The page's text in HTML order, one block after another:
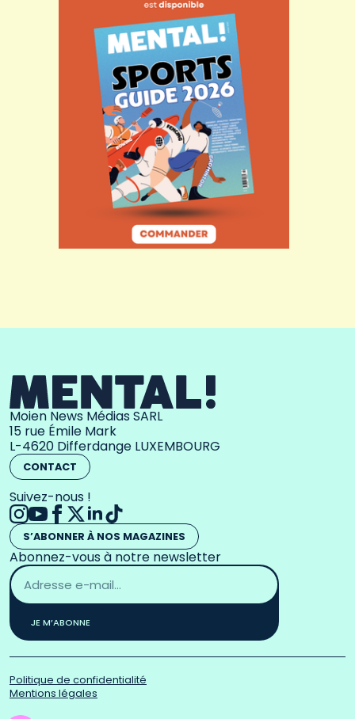
Moien News Médias SARL
15 rue Émile Mark
L-4620 Differdange LUXEMBOURG
CONTACT
Suivez-nous !
S’ABONNER À NOS MAGAZINES
Abonnez-vous à notre newsletter
Adresse
email
*
JE M’ABONNE
Politique de confidentialité
Mentions légales